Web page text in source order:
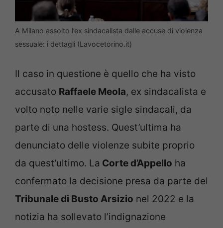
A Milano assolto l’ex sindacalista dalle accuse di violenza
sessuale: i dettagli (Lavocetorino.it)
Il caso in questione è quello che ha visto
accusato Raffaele Meola, ex sindacalista e
volto noto nelle varie sigle sindacali, da
parte di una hostess. Quest’ultima ha
denunciato delle violenze subite proprio
da quest’ultimo. La Corte d’Appello ha
confermato la decisione presa da parte del
Tribunale di Busto Arsizio nel 2022 e la
notizia ha sollevato l’indignazione